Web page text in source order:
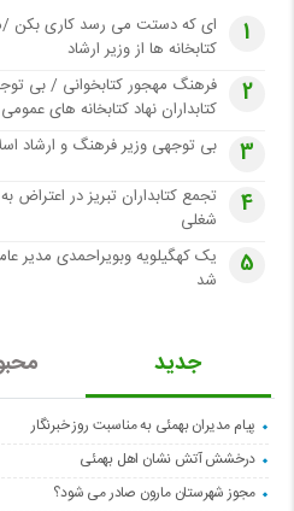
1
ای که دستت می رسد کاری بکن /
کتابخانه ها از وزیر ارشاد
2
فرهنگ مهجور کتابخوانی / بی
کتابداران نهاد کتابخانه های
3 بی توجهی وزیر فرهنگ و ارشاد
4
تجمع کتابداران تبریز در
شغلی
5
یک کهگیلویه وبویراحمدی مدیر
شد
جدید
پیام مدیران بهمئی به مناسبت روز خبرنگار
درخشش آتش نشان اهل بهمئی
مجوز شهرستان مارون صادر می شود؟